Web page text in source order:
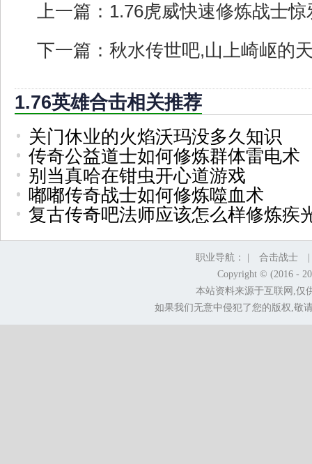
上一篇： 1.76虎威快速修炼战士惊
下一篇： 秋水传世吧,山上崎岖的
1.76英雄合击相关推荐
关门休业的火焰沃玛没多久知识
传奇公益道士如何修炼群体雷电术
别当真哈在钳虫开心道游戏
嘟嘟传奇战士如何修炼噬血术
复古传奇吧法师应该怎么样修炼疾
职业导航： | 合击战士
Copyright © (2016 -
本站资料来源于互联网,仅
如果我们无意中侵犯了您的版权,敬